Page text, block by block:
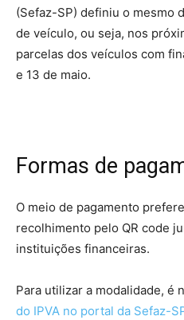
(Sefaz-SP) definiu o mesmo
de veículo, ou seja, nos
parcelas dos veículos com
e 13 de maio.
Formas de
O meio de pagamento
recolhimento pelo QR code
instituições financeiras.
Para utilizar a modalidade, é
do IPVA no portal da Sefaz-